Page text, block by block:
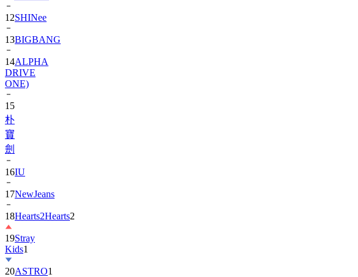
13BIGBANG
14ALPHA
DRIVE
ONE)
15
朴
寶
劍
16
17NewJeans
18Hearts2Hearts
19Stray
Kids
20ASTRO
21EXO